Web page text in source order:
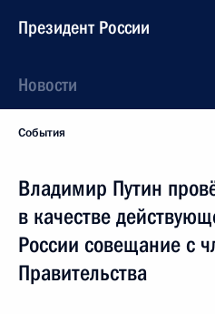
Президент России
Новости
События
Владимир Путин
в качестве
России совещание с
Правительства